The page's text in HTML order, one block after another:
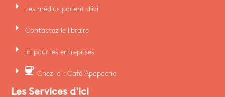
arrow_right Les médias parlent d'ici
arrow_right Contactez le libraire
arrow_right ici pour les entreprises
arrow_right coffee Chez ici : Café Apapacho
Les Services d'ici